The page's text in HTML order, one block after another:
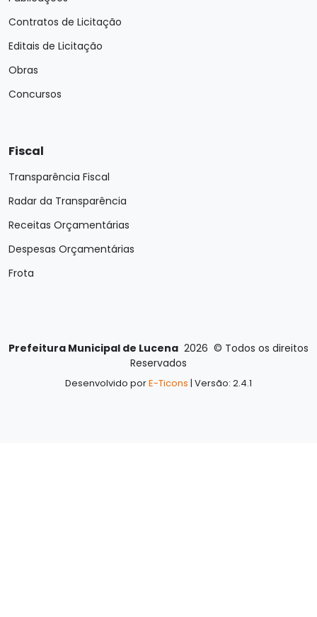
Contratos de Licitação
Editais de Licitação
Obras
Concursos
Fiscal
Transparência Fiscal
Radar da Transparência
Receitas Orçamentárias
Despesas Orçamentárias
Frota
Prefeitura Municipal de Lucena 2026 © Todos os direitos
Reservados
Desenvolvido porE-Ticons | Versão: 2.4.1